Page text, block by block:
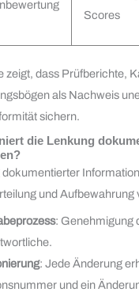
Scores
zeigt, dass Prüfberichte,
als Nachweis
sichern.
die Lenkung
und Aufbewahrung
: Genehmigung
: Jede Änderung
und ein